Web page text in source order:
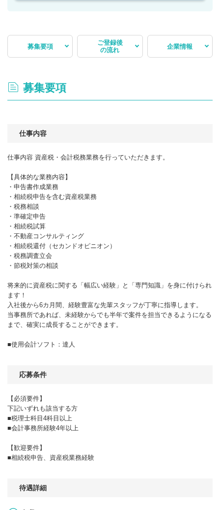
募集要項
ご登録後
の流れ
企業情報
募集要項
仕事内容
仕事内容 資産税・会計税務業務を行っていただきます。
【具体的な業務内容】
・申告書作成業務
・相続税申告を含む資産税業務
・税務相談
・準確定申告
・相続税試算
・不動産コンサルティング
・相続税還付（セカンドオピニオン）
・税務調査立会
・節税対策の相談
将来的に資産税に関する「幅広い経験」と「専門知識」を身に付けられ
ます！
入社後から6カ月間、経験豊富な先輩スタッフが丁寧に指導します。
当事務所であれば、未経験からでも半年で案件を担当できるようになる
まで、確実に成長することができます。
■使用会計ソフト：達人
応募条件
【必須要件】
下記いずれも該当する方
■税理士科目4科目以上
■会計事務所経験4年以上
【歓迎要件】
■相続税申告、資産税業務経験
待遇詳細